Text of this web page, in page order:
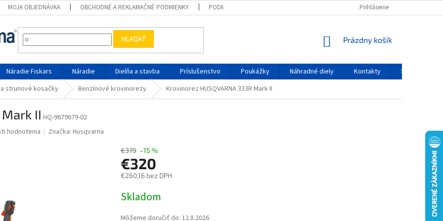
MOJA OBJEDNÁVKA OBCHODNÉ A REKLAMAČNÉ PODMIENKY PODMIENKY OCHRANY OSOBNÝCH ÚDAJOV Prihlásenie
HĽADAŤ NÁKUPNÝ KOŠÍK
Prázdny košík
Náradie Fiskars Náradie Dielňa a stavba Príslušenstvo Poukážky Náhradné diely Kontakty Servis
strunové kosačky Benzínové krovinorezy Krovinorez HUSQVARNA 333R Mark II
Mark II HQ-9679679-02
je 0,0 z 5 hviezdičiek.
hodnotenia Značka:Husqvarna
€379 –15 %
€320
€260,16 bez DPH
Skladom
Môžeme doručiť do: 12.8.2026